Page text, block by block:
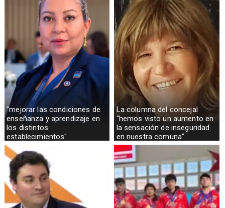
"mejorar las condiciones de
enseñanza y aprendizaje en
los distintos
establecimientos"
La columna del concejal
"hemos visto un aumento en
la sensación de inseguridad
en nuestra comuna"